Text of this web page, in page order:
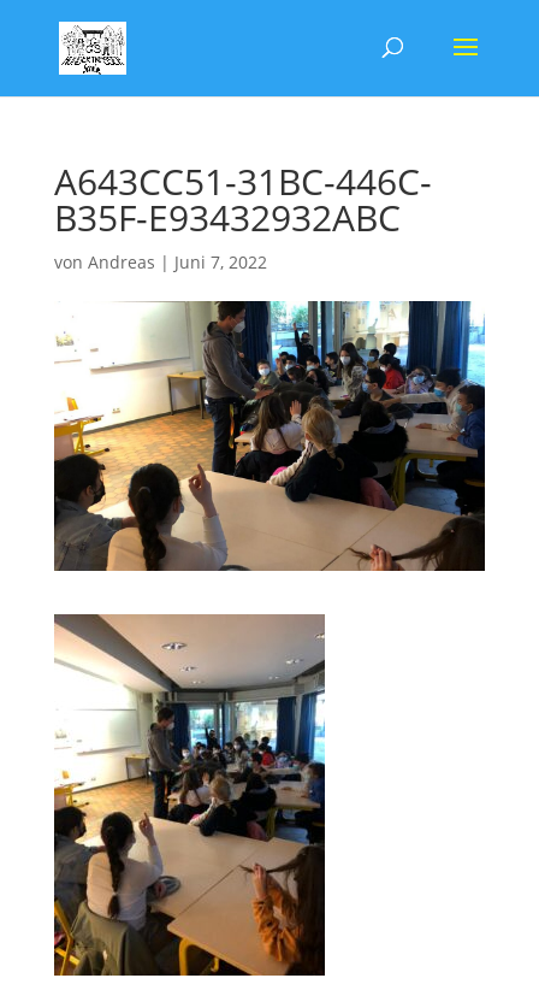
A643CC51-31BC-446C-
B35F-E93432932ABC
von Andreas | Juni 7, 2022